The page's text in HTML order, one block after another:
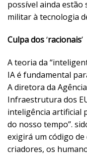
possível ainda estão
militar à tecnologia
Culpa dos‘racionais’
A teoria da
IA é fundamental
A diretora da
Infraestrutura dos
inteligência artificial
do nosso tempo”.
exigirá um código
criadores, os